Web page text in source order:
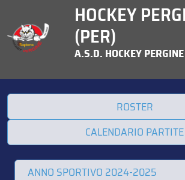
HOCKEY
(PER)
A.S.D. HOCKEY PERGINE
ROSTER
CALENDARIO PARTITE